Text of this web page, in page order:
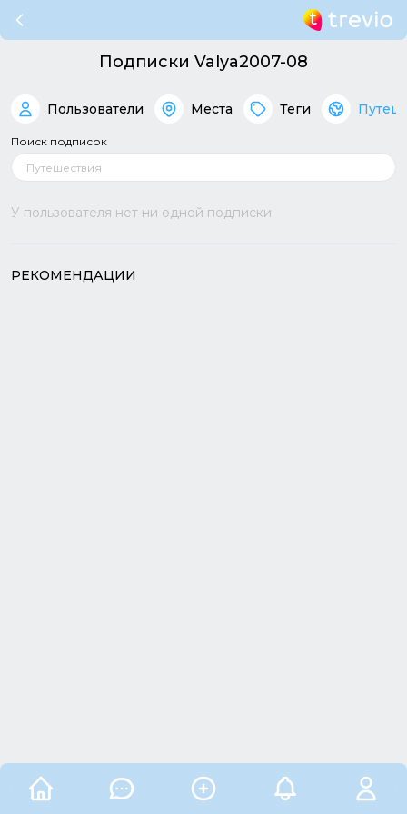
Подписки Valya2007-08
Пользователи Места Теги
Поиск подписок
У пользователя нет ни одной подписки
РЕКОМЕНДАЦИИ